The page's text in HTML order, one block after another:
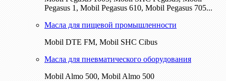
Pegasus 1, Mobil Pegasus 610, Mobil Pegasus 705...
Масла для пищевой промышленности
Mobil DTE FM, Mobil SHC Cibus
Масла для пневматического оборудования
Mobil Almo 500, Mobil Almo 500